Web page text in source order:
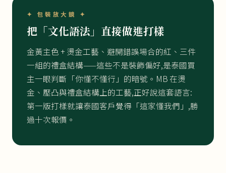
✦ 包裝放大鏡 ✦
把「文化語法」直接做進打樣
金黃主色 + 燙金工藝、避開錯誤場合的紅、三件
一組的禮盒結構——這些不是裝飾偏好,是泰國買
主一眼判斷「你懂不懂行」的暗號。MB 在燙
金、壓凸與禮盒結構上的工藝,正好說這套語言:
第一版打樣就讓泰國客戶覺得「這家懂我們」,勝
過十次報價。